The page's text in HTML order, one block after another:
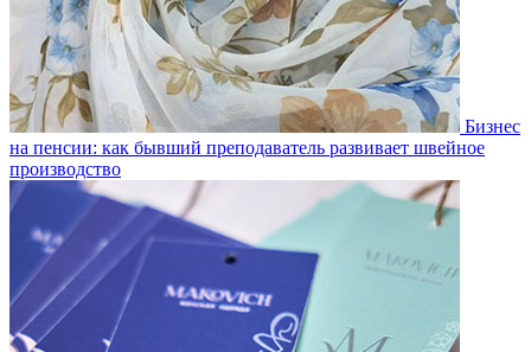
Бизнес
на пенсии: как бывший преподаватель развивает швейное
производство